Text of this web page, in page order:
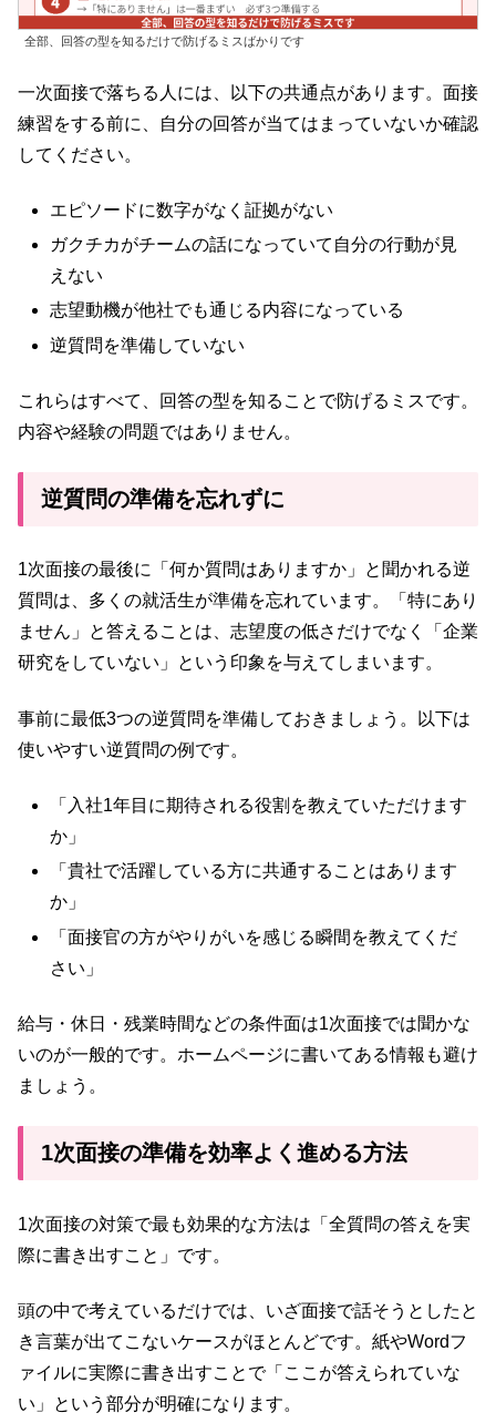
全部、回答の型を知るだけで防げるミスばかりです
一次面接で落ちる人には、以下の共通点があります。面接
練習をする前に、自分の回答が当てはまっていないか確認
してください。
エピソードに数字がなく証拠がない
ガクチカがチームの話になっていて自分の行動が見
えない
志望動機が他社でも通じる内容になっている
逆質問を準備していない
これらはすべて、回答の型を知ることで防げるミスです。
内容や経験の問題ではありません。
逆質問の準備を忘れずに
1次面接の最後に「何か質問はありますか」と聞かれる逆
質問は、多くの就活生が準備を忘れています。「特にあり
ません」と答えることは、志望度の低さだけでなく「企業
研究をしていない」という印象を与えてしまいます。
事前に最低3つの逆質問を準備しておきましょう。以下は
使いやすい逆質問の例です。
「入社1年目に期待される役割を教えていただけます
か」
「貴社で活躍している方に共通することはあります
か」
「面接官の方がやりがいを感じる瞬間を教えてくだ
さい」
給与・休日・残業時間などの条件面は1次面接では聞かな
いのが一般的です。ホームページに書いてある情報も避け
ましょう。
1次面接の準備を効率よく進める方法
1次面接の対策で最も効果的な方法は「全質問の答えを実
際に書き出すこと」です。
頭の中で考えているだけでは、いざ面接で話そうとしたと
き言葉が出てこないケースがほとんどです。紙やWordフ
ァイルに実際に書き出すことで「ここが答えられていな
い」という部分が明確になります。